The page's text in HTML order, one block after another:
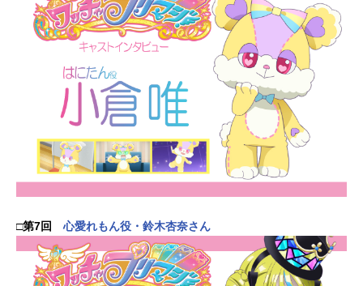
□第7回 心愛れもん役・鈴木杏奈さん